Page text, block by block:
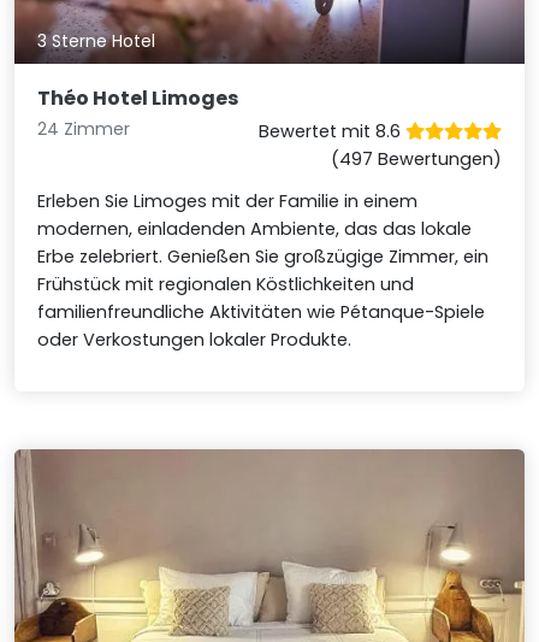
3 Sterne Hotel
Théo Hotel Limoges
24 Zimmer
Bewertet mit 8.6
(497 Bewertungen)
Erleben Sie Limoges mit der Familie in einem
modernen, einladenden Ambiente, das das lokale
Erbe zelebriert. Genießen Sie großzügige Zimmer, ein
Frühstück mit regionalen Köstlichkeiten und
familienfreundliche Aktivitäten wie Pétanque-Spiele
oder Verkostungen lokaler Produkte.